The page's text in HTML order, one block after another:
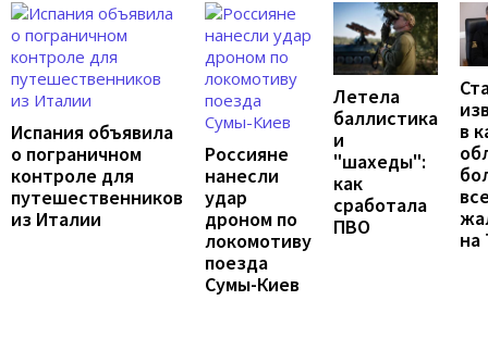
Испания объявила
о пограничном
контроле для
путешественников
из Италии
Россияне
нанесли
удар
дроном по
локомотиву
поезда
Сумы-Киев
Летела
баллистика
и
"шахеды":
как
сработала
ПВО
в
на